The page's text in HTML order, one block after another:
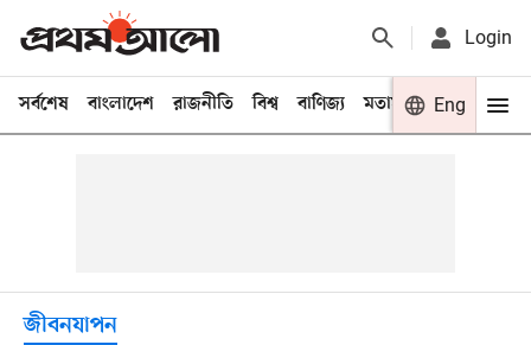
Login
সর্বশেষ বাংলাদেশ রাজনীতি বিশ্ব বাণিজ্য মতামত খেলা
Eng
জীবনযাপন